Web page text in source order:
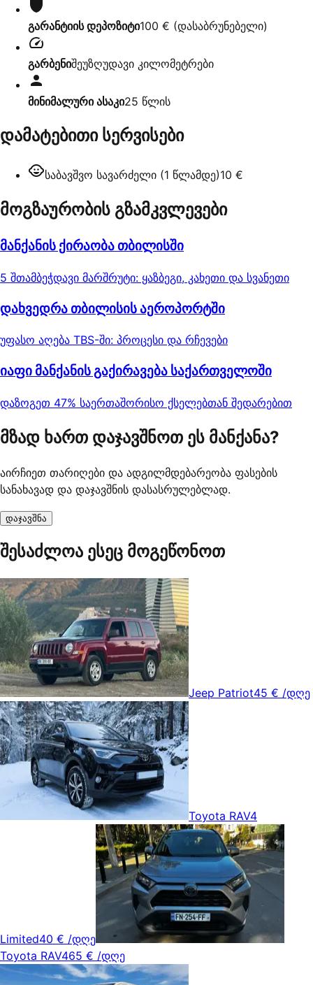
გარანტიის დეპოზიტი100 € (დასაბრუნებელი)
გარბენიშეუზღუდავი კილომეტრები
მინიმალური ასაკი25 წლის
დამატებითი სერვისები
საბავშვო სავარძელი (1 წლამდე)10 €
მოგზაურობის გზამკვლევები
მანქანის ქირაობა თბილისში
5 შთამბეჭდავი მარშრუტი: ყაზბეგი, კახეთი და სვანეთი
დახვედრა თბილისის აეროპორტში
უფასო აღება TBS-ში: პროცესი და რჩევები
იაფი მანქანის გაქირავება საქართველოში
დაზოგეთ 47% საერთაშორისო ქსელებთან შედარებით
მზად ხართ დაჯავშნოთ ეს მანქანა?
აირჩიეთ თარიღები და ადგილმდებარეობა ფასების
სანახავად და დაჯავშნის დასასრულებლად.
დაჯავშნა
შესაძლოა ესეც მოგეწონოთ
Jeep Patriot45 € /დღე
Toyota RAV4
Limited40 € /დღე
Toyota RAV465 € /დღე